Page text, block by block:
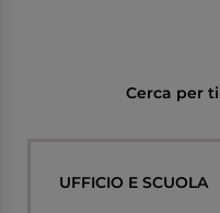
Cerca per
UFFICIO E SCUOLA